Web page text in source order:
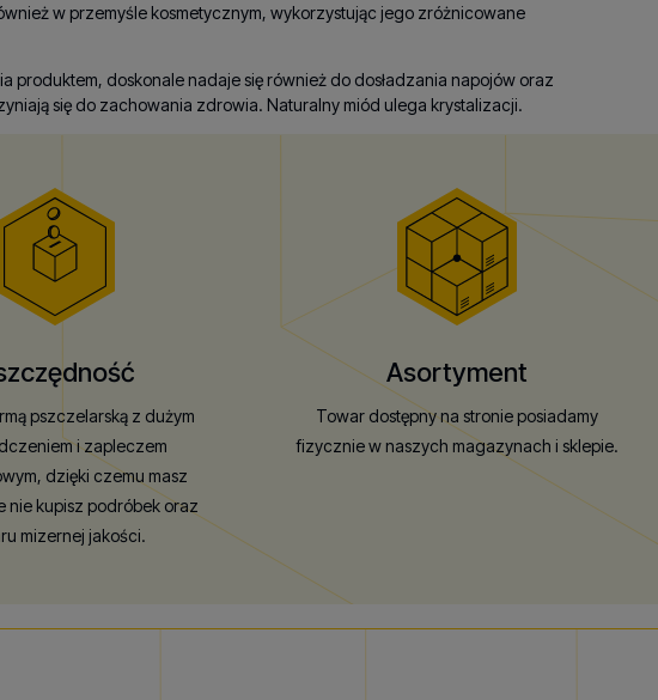
w przemyśle kosmetycznym, wykorzystując jego zróżnicowane
doskonale nadaje się również do dosładzania napojów oraz
się do zachowania zdrowia. Naturalny miód ulega krystalizacji.
pszczelarską z dużym
i zapleczem
dzięki czemu masz
nie kupisz podróbek oraz
mizernej jakości.
Asortyment
Towar dostępny na stronie posiadamy
fizycznie w naszych magazynach i sklepie.